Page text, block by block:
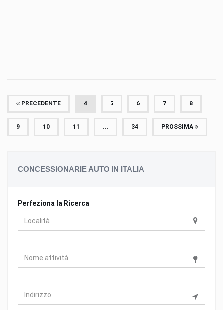
PRECEDENTE 4 5 6 7 8
9 10 11 ... 34 PROSSIMA
CONCESSIONARIE AUTO IN ITALIA
Perfeziona la Ricerca